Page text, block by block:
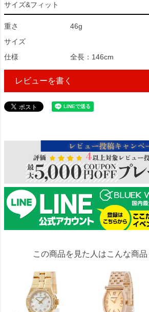
サイズ&フィット
重さ
46g
サイズ
仕様
全長：146cm
レビューを書く
この商品を見た人はこんな商